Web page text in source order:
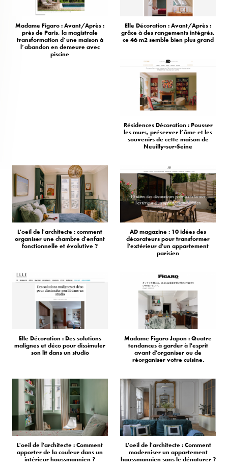
Madame Figaro : Avant/Après :
près de Paris, la magistrale
transformation d’une maison à
l’abandon en demeure avec
piscine
Elle Décoration : Avant/Après :
grâce à des rangements intégrés,
ce 46 m2 semble bien plus grand
Résidences Décoration : Pousser
les murs, préserver l’âme et les
souvenirs de cette maison de
Neuilly-sur-Seine
L'oeil de l'architecte : comment
organiser une chambre d'enfant
fonctionnelle et évolutive ?
AD magazine : 10 idées des
décorateurs pour transformer
l'extérieur d'un appartement
parisien
Elle Décoration : Des solutions
malignes et déco pour dissimuler
son lit dans un studio
Madame Figaro Japon : Quatre
tendances à garder à l'esprit
avant d'organiser ou de
réorganiser votre cuisine.
L'oeil de l'architecte : Comment
apporter de la couleur dans un
intérieur haussmannien ?
L'oeil de l'architecte : Comment
moderniser un appartement
haussmannien sans le dénaturer ?